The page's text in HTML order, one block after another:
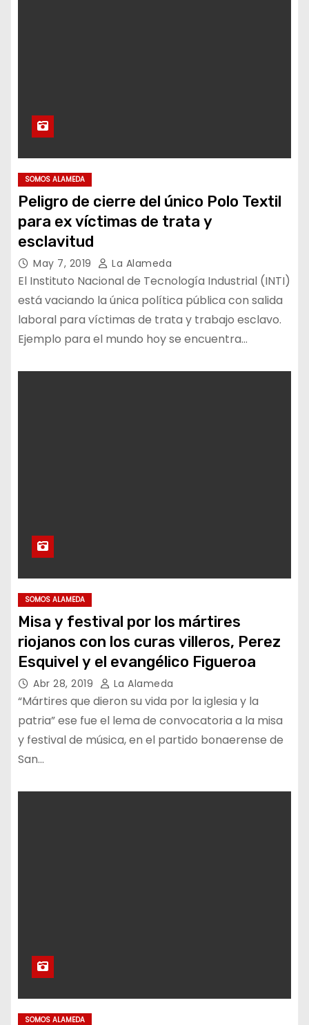
SOMOS ALAMEDA
Peligro de cierre del único Polo Textil
para ex víctimas de trata y
esclavitud
May 7, 2019 La Alameda
El Instituto Nacional de Tecnología Industrial (INTI)
está vaciando la única política pública con salida
laboral para víctimas de trata y trabajo esclavo.
Ejemplo para el mundo hoy se encuentra…
SOMOS ALAMEDA
Misa y festival por los mártires
riojanos con los curas villeros, Perez
Esquivel y el evangélico Figueroa
Abr 28, 2019 La Alameda
“Mártires que dieron su vida por la iglesia y la
patria” ese fue el lema de convocatoria a la misa
y festival de música, en el partido bonaerense de
San…
SOMOS ALAMEDA